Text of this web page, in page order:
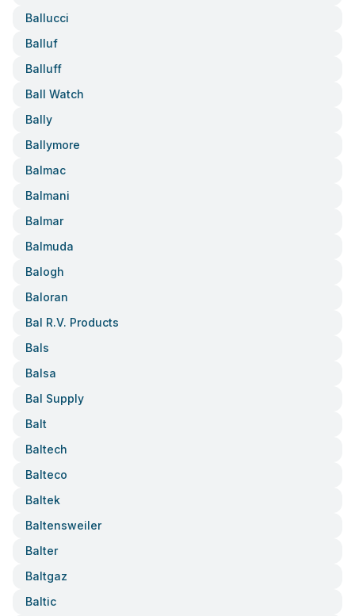
Ballucci
Balluf
Balluff
Ball Watch
Bally
Ballymore
Balmac
Balmani
Balmar
Balmuda
Balogh
Baloran
Bal R.v. Products
Bals
Balsa
Bal Supply
Balt
Baltech
Balteco
Baltek
Baltensweiler
Balter
Baltgaz
Baltic